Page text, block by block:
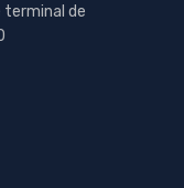
terminal de